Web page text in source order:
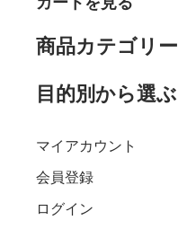
商品カテゴリー
目的別から選ぶ
マイアカウント
会員登録
ログイン